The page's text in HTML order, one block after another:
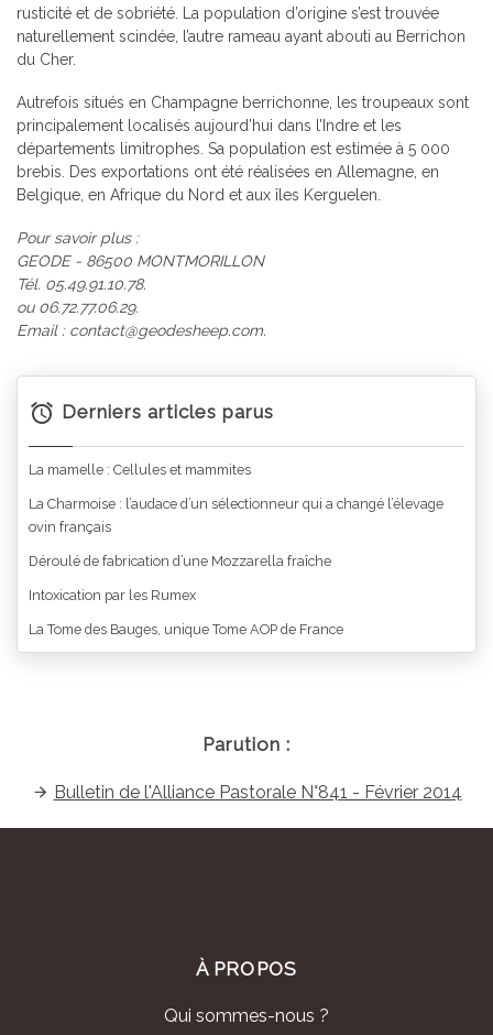
rusticité et de sobriété. La population d’origine s’est trouvée
naturellement scindée, l’autre rameau ayant abouti au Berrichon
du Cher.
Autrefois situés en Champagne berrichonne, les troupeaux sont
principalement localisés aujourd’hui dans l’Indre et les
départements limitrophes. Sa population est estimée à 5 000
brebis. Des exportations ont été réalisées en Allemagne, en
Belgique, en Afrique du Nord et aux îles Kerguelen.
Pour savoir plus :
GEODE - 86500 MONTMORILLON
Tél. 05.49.91.10.78.
ou 06.72.77.06.29.
Email : contact@geodesheep.com.
Derniers articles parus
La mamelle : Cellules et mammites
La Charmoise : l’audace d’un sélectionneur qui a changé l’élevage
ovin français
Déroulé de fabrication d’une Mozzarella fraîche
Intoxication par les Rumex
La Tome des Bauges, unique Tome AOP de France
Parution :
Bulletin de l'Alliance Pastorale N°841 - Février 2014
À PROPOS
Qui sommes-nous ?